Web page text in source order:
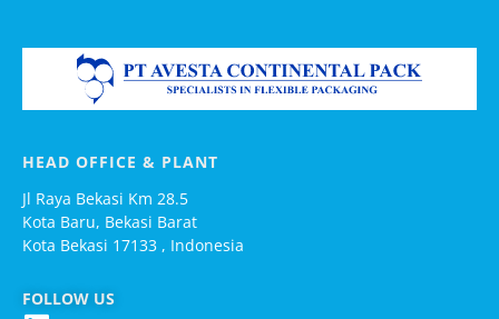
HEAD OFFICE & PLANT
Jl Raya Bekasi Km 28.5
Kota Baru, Bekasi Barat
Kota Bekasi 17133 , Indonesia
FOLLOW US